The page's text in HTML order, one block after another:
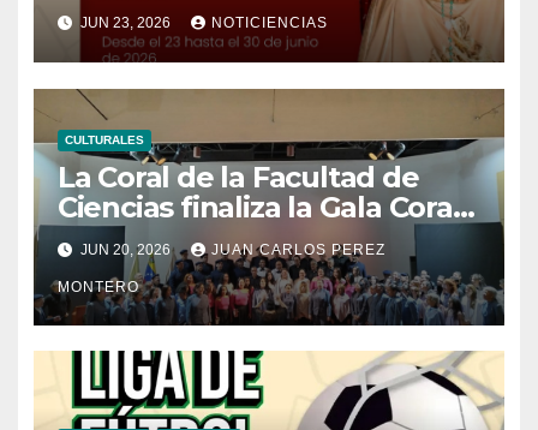
JUN 23, 2026 NOTICIENCIAS
CULTURALES
La Coral de la Facultad de
Ciencias finaliza la Gala Coral
UCVista con el segundo
concierto en homenaje al
centenario del natalicio de
Modesta Bor
JUN 20, 2026 JUAN CARLOS PEREZ
MONTERO